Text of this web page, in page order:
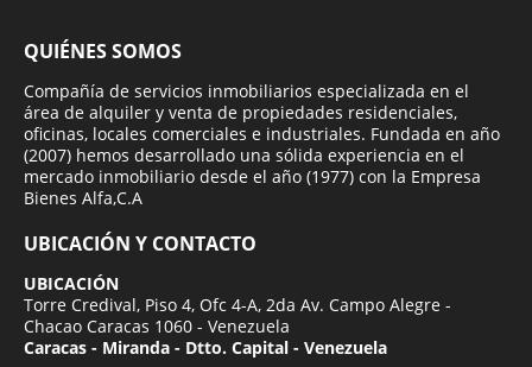
QUIÉNES SOMOS
Compañía de servicios inmobiliarios especializada en el
área de alquiler y venta de propiedades residenciales,
oficinas, locales comerciales e industriales. Fundada en año
(2007) hemos desarrollado una sólida experiencia en el
mercado inmobiliario desde el año (1977) con la Empresa
Bienes Alfa,C.A
UBICACIÓN Y CONTACTO
UBICACIÓN
Torre Credival, Piso 4, Ofc 4-A, 2da Av. Campo Alegre -
Chacao Caracas 1060 - Venezuela
Caracas - Miranda - Dtto. Capital - Venezuela